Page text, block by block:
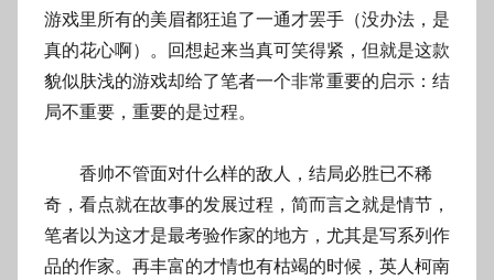
游戏里所有的美眉都狂追了一通才罢手（没办法，是
真的花心啊）。回想起来当真可笑得紧，但就是这款
貌似肤浅的游戏却给了笔者一个非常重要的启示：结
局不重要，重要的是过程。
香帅不管面对什么样的敌人，结局必胜已不稀
奇，看点就在故事的发展过程，简而言之就是情节，
笔者以为这才是最考验作家的地方，尤其是写系列作
品的作家。再丰富的才情也有枯竭的时候，英人柯南